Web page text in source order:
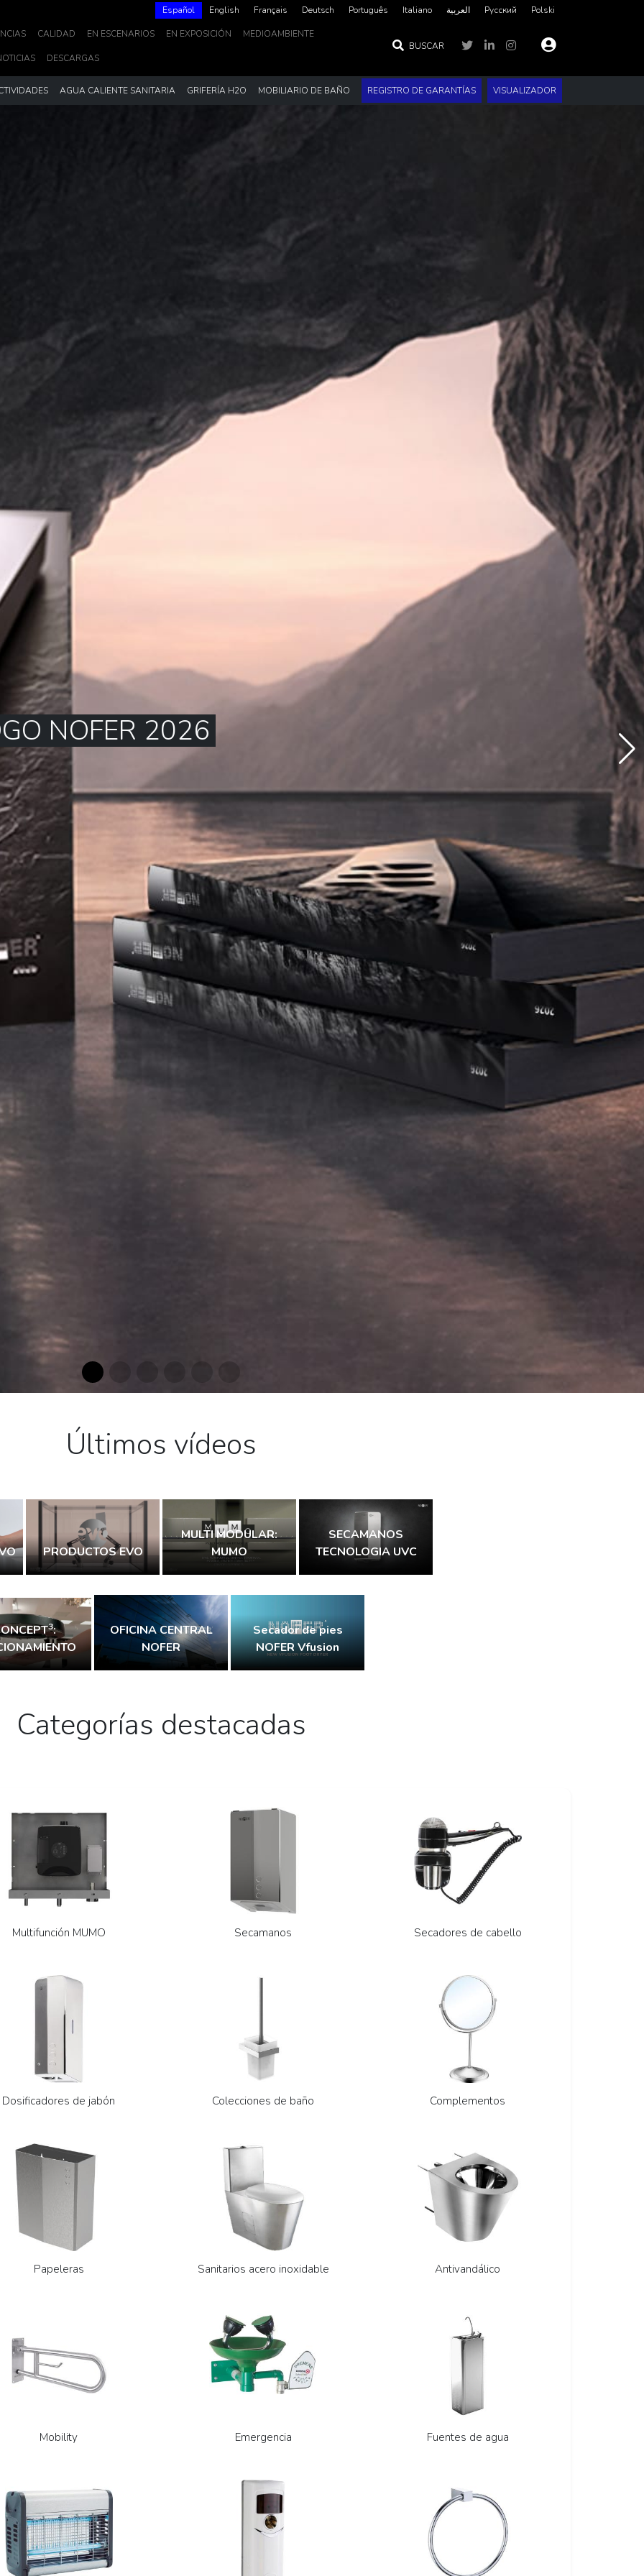
Español English Français Deutsch Português Italiano العربية‏ Русский Polski
CALIDAD EN ESCENARIOS EN EXPOSICIÓN MEDIOAMBIENTE
DESCARGAS
BUSCAR
AGUA CALIENTE SANITARIA GRIFERÍA H2O MOBILIARIO DE BAÑO REGISTRO DE GARANTÍAS VISUALIZADOR
NOFER 2026
Últimos vídeos
PRODUCTOS EVO
MULTI MODULAR:
MUMO
SECAMANOS
TECNOLOGIA UVC
3:
OFICINA CENTRAL
NOFER
Secador de pies
NOFER Vfusion
Categorías destacadas
Multifunción MUMO Secamanos Secadores de cabello
Dosificadores de jabón Colecciones de baño Complementos
Papeleras Sanitarios acero inoxidable Antivandálico
Mobility Emergencia Fuentes de agua